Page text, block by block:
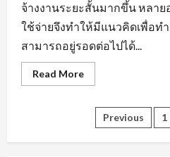
จ้างงานระยะสั้นมากขึ้น หลา
ใช้จ่ายจึงทำให้มีแนวคิดเพื่อท
สามารถอยู่รอดต่อไปได้...
Read MoreRead
more
ความ
ต้องการ
งาน
Posts
Previous 1